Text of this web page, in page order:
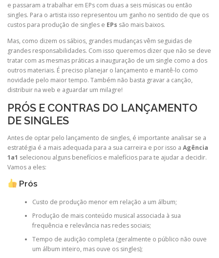
e passaram a trabalhar em EPs com duas a seis músicas ou então
singles. Para o artista isso representou um ganho no sentido de que os
custos para produção de singles e EPs são mais baixos.
Mas, como dizem os sábios, grandes mudanças vêm seguidas de
grandes responsabilidades. Com isso queremos dizer que não se deve
tratar com as mesmas práticas a inauguração de um single como a dos
outros materiais. É preciso planejar o lançamento e mantê-lo como
novidade pelo maior tempo. Também não basta gravar a canção,
distribuir na web e aguardar um milagre!
PRÓS E CONTRAS DO LANÇAMENTO
DE SINGLES
Antes de optar pelo lançamento de singles, é importante analisar se a
estratégia é a mais adequada para a sua carreira e por isso a Agência
1a1 selecionou alguns benefícios e malefícios para te ajudar a decidir.
Vamos a eles:
Prós
Custo de produção menor em relação a um álbum;
Produção de mais conteúdo musical associada à sua
frequência e relevância nas redes sociais;
Tempo de audição completa (geralmente o público não ouve
um álbum inteiro, mas ouve os singles);